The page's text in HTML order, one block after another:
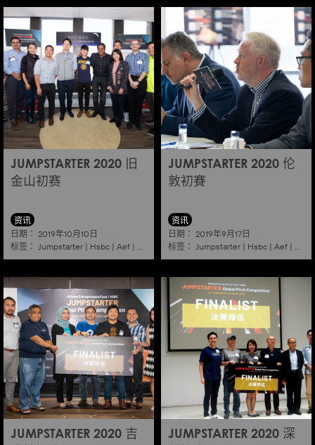
JUMPSTARTER 2020 旧
金山初赛
资讯
日期： 2019年10月10日
标签： Jumpstarter | Hsbc | Aef | Alibaba |2020 |Sanfrancisco
JUMPSTARTER 2020 伦
敦初賽
资讯
日期： 2019年9月17日
标签： Jumpstarter | Hsbc | Aef |
JUMPSTARTER 2020 吉
JUMPSTARTER 2020 深